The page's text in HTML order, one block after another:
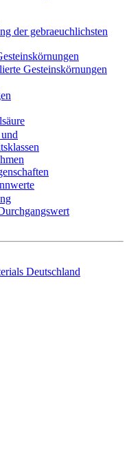
der gebraeuchlichsten
Gesteinskörnungen
Deutschland